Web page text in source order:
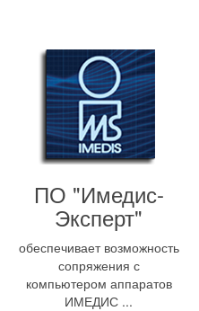
ПО "Имедис-
Эксперт"
обеспечивает возможность
сопряжения с
компьютером аппаратов
ИМЕДИС ...